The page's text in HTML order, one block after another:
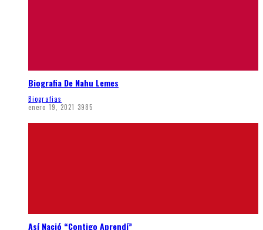
Biografia De Nahu Lemes
Biografias
enero 19, 2021 3985
Así Nació “Contigo Aprendí”